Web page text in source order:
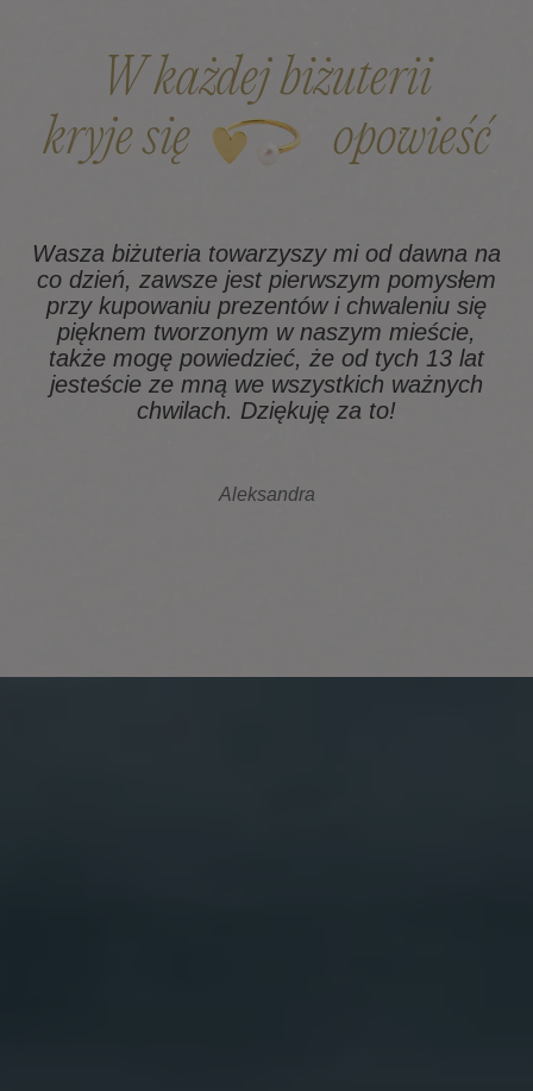
W każdej biżuterii
kryje się
opowieść
Wasza biżuteria towarzyszy mi od dawna na
co dzień, zawsze jest pierwszym pomysłem
przy kupowaniu prezentów i chwaleniu się
pięknem tworzonym w naszym mieście,
także mogę powiedzieć, że od tych 13 lat
jesteście ze mną we wszystkich ważnych
chwilach. Dziękuję za to!
Aleksandra